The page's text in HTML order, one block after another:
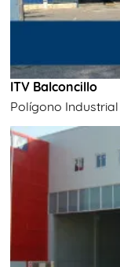
ITV Balconcillo
Polígono